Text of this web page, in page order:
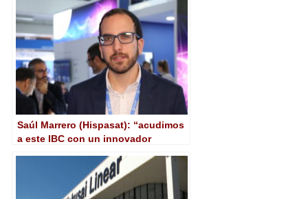
calidad a millones de espectadores
Saúl Marrero (Hispasat): “acudimos
a este IBC con un innovador
satélite Push VoD para entornos